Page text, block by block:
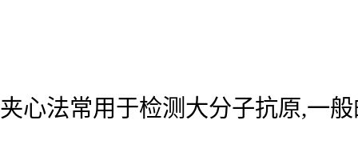
夹心法常用于检测大分子抗原,一